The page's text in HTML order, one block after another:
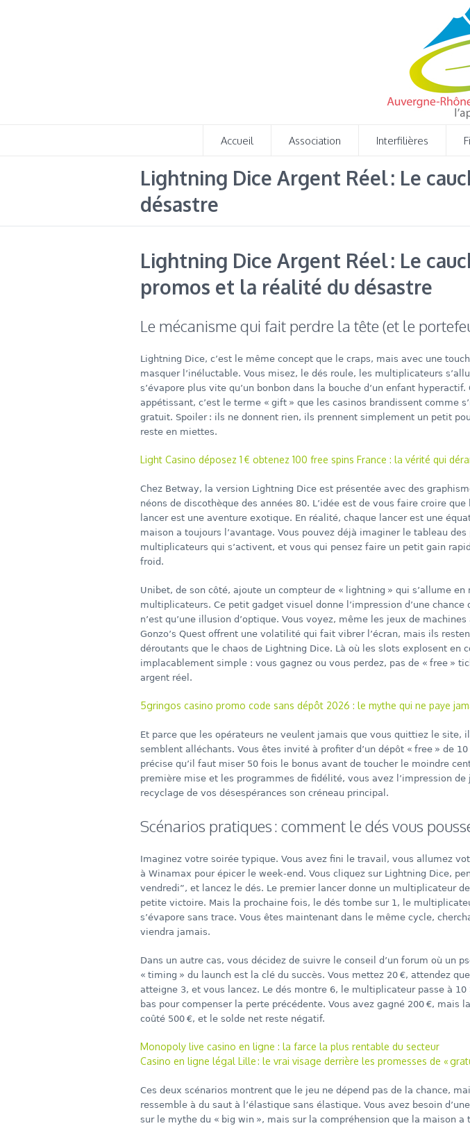
Accueil Association Interfilières
Lightning Dice Argent Réel : Le
désastre
Lightning Dice Argent Réel : Le
promos et la réalité du désastre
Le mécanisme qui fait perdre la tête (et le
Lightning Dice, c’est le même concept que le craps, mais avec une
masquer l’inéluctable. Vous misez, le dés roule, les multiplicateurs
s’évapore plus vite qu’un bonbon dans la bouche d’un enfant
appétissant, c’est le terme « gift » que les casinos brandissent comme
gratuit. Spoiler : ils ne donnent rien, ils prennent simplement un petit
reste en miettes.
Light Casino déposez 1 € obtenez 100 free spins France : la vérité qui
Chez Betway, la version Lightning Dice est présentée avec des
néons de discothèque des années 80. L’idée est de vous faire croire que
lancer est une aventure exotique. En réalité, chaque lancer est une
maison a toujours l’avantage. Vous pouvez déjà imaginer le tableau des
multiplicateurs qui s’activent, et vous qui pensez faire un petit gain
froid.
Unibet, de son côté, ajoute un compteur de « lightning » qui s’allume en
multiplicateurs. Ce petit gadget visuel donne l’impression d’une chance
n’est qu’une illusion d’optique. Vous voyez, même les jeux de
Gonzo’s Quest offrent une volatilité qui fait vibrer l’écran, mais ils
déroutants que le chaos de Lightning Dice. Là où les slots explosent en
implacablement simple : vous gagnez ou vous perdez, pas de « free »
argent réel.
5gringos casino promo code sans dépôt 2026 : le mythe qui ne paye
Et parce que les opérateurs ne veulent jamais que vous quittiez le site,
semblent alléchants. Vous êtes invité à profiter d’un dépôt « free » de
précise qu’il faut miser 50 fois le bonus avant de toucher le moindre
première mise et les programmes de fidélité, vous avez l’impression
recyclage de vos désespérances son créneau principal.
Scénarios pratiques : comment le dés vous
Imaginez votre soirée typique. Vous avez fini le travail, vous allumez
à Winamax pour épicer le week‑end. Vous cliquez sur Lightning Dice,
vendredi”, et lancez le dés. Le premier lancer donne un multiplicateur
petite victoire. Mais la prochaine fois, le dés tombe sur 1, le
s’évapore sans trace. Vous êtes maintenant dans le même cycle,
viendra jamais.
Dans un autre cas, vous décidez de suivre le conseil d’un forum où un
« timing » du launch est la clé du succès. Vous mettez 20 €, attendez
atteigne 3, et vous lancez. Le dés montre 6, le multiplicateur passe à
bas pour compenser la perte précédente. Vous avez gagné 200 €, mais
coûté 500 €, et le solde net reste négatif.
Monopoly live casino en ligne : la farce la plus rentable du secteur
Casino en ligne légal Lille : le vrai visage derrière les promesses de «
Ces deux scénarios montrent que le jeu ne dépend pas de la chance,
ressemble à du saut à l’élastique sans élastique. Vous avez besoin
sur le mythe du « big win », mais sur la compréhension que la maison a